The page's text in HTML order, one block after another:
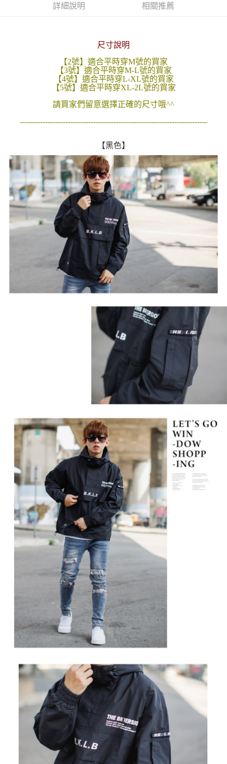
AFTEE先享後付是「在收到商品之後才付款」的支付方式。 讓您購物簡單
３．安心：先確認商品／服務後，再付款。
【「AFTEE先享後付」結帳流程】
１．於結帳方式選擇「AFTEE先享後付」後，將跳轉至「AFTEE先享後付」
結帳頁面，進行簡訊認證並確認金額後，即可完成結帳。
２．訂單成立數日內，您將收到繳費通知簡訊。
３．收到繳費通知簡訊後14天內，點擊此簡訊中的連結，可透過四大超商／
ATM／網路銀行／等多元方式進行付款，方視為交易完成。
※ 交易是否成功請以「AFTEE先享後付 」之結帳頁面顯示為準，若有關於
是否繳費成功／繳費後需取消欲退款等相關疑問，請聯繫「AFTEE先享後付
客戶支援中心」
https://netprotections.freshdesk.com/support/home
【注意事項】
１．透過由恩沛科技股份有限公司提供之「AFTEE先享後付」服務完成之交
易，需依本服務之必要範圍內提供個人資料，並將交易相關給付款項請求債
權轉讓予恩沛科技股份有限公司。
２．關於個人資料處理事宜，請瀏覽以下網址：
https://aftee.tw/terms/#terms3
３．未成年的使用者請事先徵得法定代理人或監護人之同意方可使用
「AFTEE先享後付」，若未經同意申辦者引起之損失，本公司不負相關責
４．使用「AFTEE先享後付」時，將依據個別帳號之用戶狀況，依本公司即
時審查核予不同之上限額度；若仍有額度不足之情形，本公司將視審查結果
請求用戶進行身份認證。
５．嚴禁一人註冊多個帳號或使用他人資訊註冊。若發現惡意使用之情形，
每筆NT$80，滿NT$1,800(含以上)免運費
先付款後全家取貨
每筆NT$80，滿NT$1,800(含以上)免運費
每筆NT$80，滿NT$1,800(含以上)免運費
宅配
每筆NT$120，滿NT$3,000(含以上)免運費
詳細說明 相關推薦
尺寸說明
【2號】適合平時穿M號的買家
【3號】適合平時穿M-L號的買家
【4號】適合平時穿L-XL號的買家
【5號】適合平時穿XL-2L號的買家
請買家們留意選擇正確的尺寸哦^^
--------------------------------------------------------------------------
【黑色】